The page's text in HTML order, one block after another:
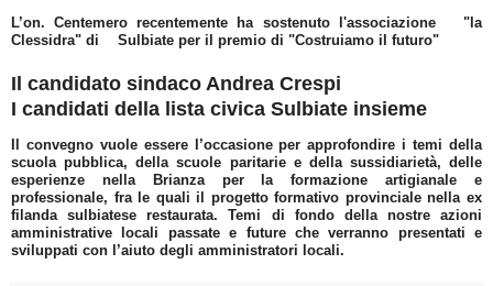
L’on. Centemero recentemente ha sostenuto l'associazione "la
Clessidra" di Sulbiate per il premio di "Costruiamo il futuro"
Il candidato sindaco Andrea Crespi
I candidati della lista civica Sulbiate insieme
Il convegno vuole essere l’occasione per approfondire i temi della
scuola pubblica, della scuole paritarie e della sussidiarietà, delle
esperienze nella Brianza per la formazione artigianale e
professionale, fra le quali il progetto formativo provinciale nella ex
filanda sulbiatese restaurata. Temi di fondo della nostre azioni
amministrative locali passate e future che verranno presentati e
sviluppati con l’aiuto degli amministratori locali.